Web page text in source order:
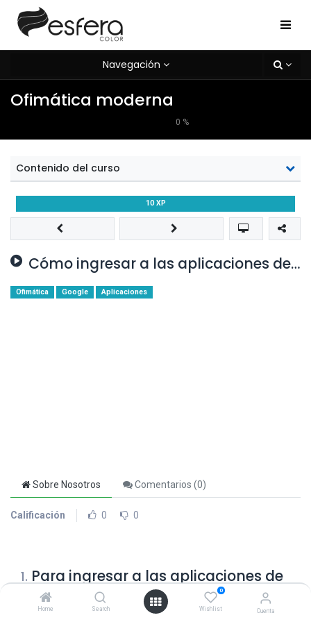
Home Search
0
Wishlist Cuenta
Navegación
Ofimática moderna
0 %
Contenido del curso
Cómo ingresar a las aplicaciones de Google desde el computador?
10 XP
Ofimática Google Aplicaciones
Sobre Nosotros Comentarios (0)
Calificación 0 0
1. Para ingresar a las aplicaciones de
Google desde el computador, debo: